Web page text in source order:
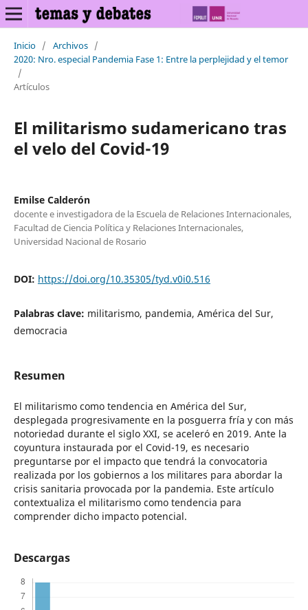
Inicio / Archivos /
2020: Nro. especial Pandemia Fase 1: Entre la perplejidad y el temor
/
Artículos
El militarismo sudamericano tras
el velo del Covid-19
Emilse Calderón
docente e investigadora de la Escuela de Relaciones Internacionales,
Facultad de Ciencia Política y Relaciones Internacionales,
Universidad Nacional de Rosario
DOI: https://doi.org/10.35305/tyd.v0i0.516
Palabras clave: militarismo, pandemia, América del Sur,
democracia
Resumen
El militarismo como tendencia en América del Sur,
desplegada progresivamente en la posguerra fría y con más
notoriedad durante el siglo XXI, se aceleró en 2019. Ante la
coyuntura instaurada por el Covid-19, es necesario
preguntarse por el impacto que tendrá la convocatoria
realizada por los gobiernos a los militares para abordar la
crisis sanitaria provocada por la pandemia. Este artículo
contextualiza el militarismo como tendencia para
comprender dicho impacto potencial.
Descargas